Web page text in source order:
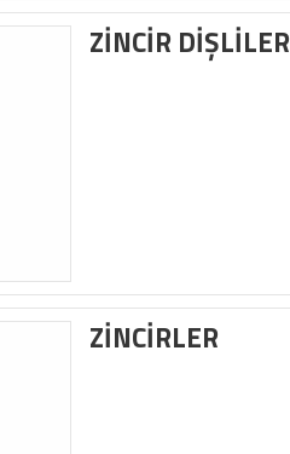
ZİNCİR DİŞLİLER
ZİNCİRLER